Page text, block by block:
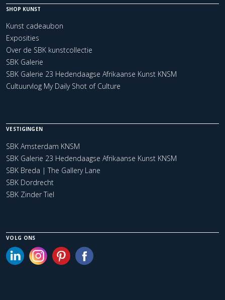
SHOP KUNST
Kunst cadeaubon
Exposities
Over de SBK kunstcollectie
SBK Galerie
SBK Galerie 23 Hedendaagse Afrikaanse Kunst KNSM
Cultuurvlog My Daily Shot of Culture
VESTIGINGEN
SBK Amsterdam KNSM
SBK Galerie 23 Hedendaagse Afrikaanse Kunst KNSM
SBK Breda | The Gallery Lane
SBK Dordrecht
SBK Zinder Tiel
VOLG ONS